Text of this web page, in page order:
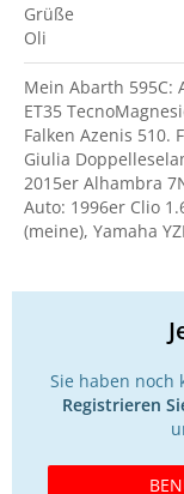
Grüße
Oli
Mein Abarth 595C:
ET35
Falken Azenis 510.
Giulia
2015er Alhambra
Auto: 1996er Clio
(meine), Yamaha
Sie haben noch
Registrieren